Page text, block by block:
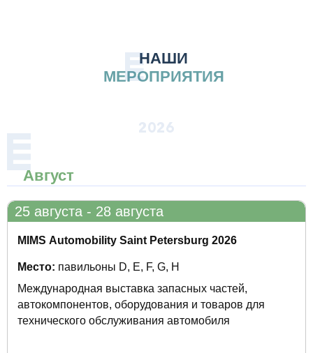
НАШИ
МЕРОПРИЯТИЯ
2026
Август
25 августа - 28 августа
MIMS Automobility Saint Petersburg 2026
Место: павильоны D, E, F, G, H
Международная выставка запасных частей,
автокомпонентов, оборудования и товаров для
технического обслуживания автомобиля